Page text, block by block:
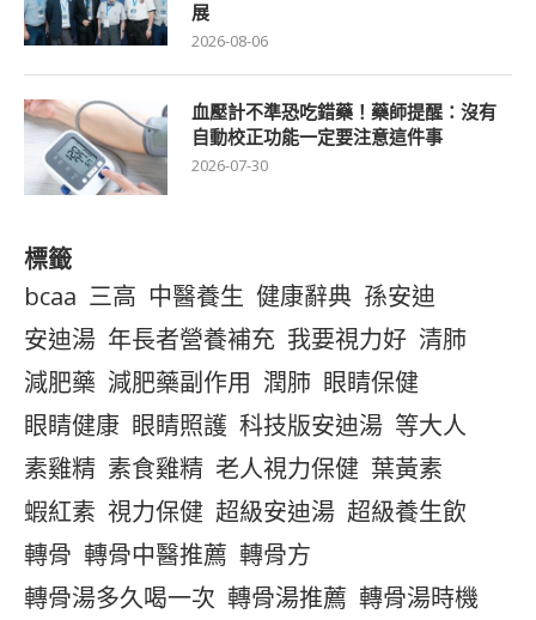
展
2026-08-06
血壓計不準恐吃錯藥！藥師提醒：沒有
自動校正功能一定要注意這件事
2026-07-30
標籤
bcaa 三高 中醫養生 健康辭典 孫安迪
安迪湯 年長者營養補充 我要視力好 清肺
減肥藥 減肥藥副作用 潤肺 眼睛保健
眼睛健康 眼睛照護 科技版安迪湯 等大人
素雞精 素食雞精 老人視力保健 葉黃素
蝦紅素 視力保健 超級安迪湯 超級養生飲
轉骨 轉骨中醫推薦 轉骨方
轉骨湯多久喝一次 轉骨湯推薦 轉骨湯時機